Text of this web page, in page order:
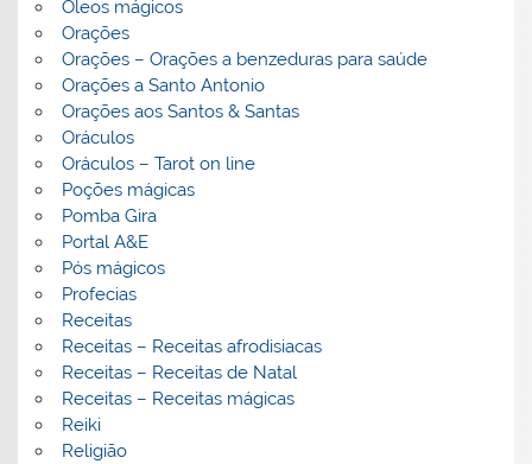
Óleos mágicos
Orações
Orações – Orações a benzeduras para saúde
Orações a Santo Antonio
Orações aos Santos & Santas
Oráculos
Oráculos – Tarot on line
Poções mágicas
Pomba Gira
Portal A&E
Pós mágicos
Profecias
Receitas
Receitas – Receitas afrodisiacas
Receitas – Receitas de Natal
Receitas – Receitas mágicas
Reiki
Religião